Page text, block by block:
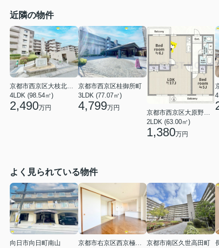
近隣の物件
京都市西京区大枝北沓掛町１丁目
4LDK (98.54㎡)
2,490万円
京都市西京区桂御所町
3LDK (77.07㎡)
4,799万円
京都市西京区大原野西境谷町２丁目
2LDK (63.00㎡)
1,380万円
よく見られている物件
向日市向日町南山
京都市右京区西京極河原町
京都市南区久世高田町